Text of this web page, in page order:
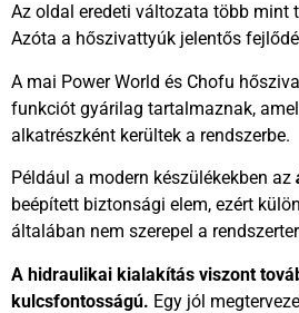
Az oldal eredeti változata több mint
Azóta a hőszivattyúk jelentős
A mai Power World és Chofu
funkciót gyárilag tartalmaznak,
alkatrészként kerültek a rendszerbe.
Például a modern készülékekben az
beépített biztonsági elem, ezért
általában nem szerepel a
A hidraulikai kialakítás viszont
kulcsfontosságú. Egy jól